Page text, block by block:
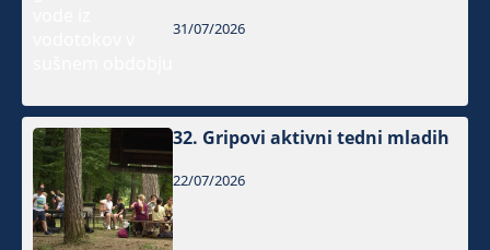
31/07/2026
32. Gripovi aktivni tedni mladih
22/07/2026